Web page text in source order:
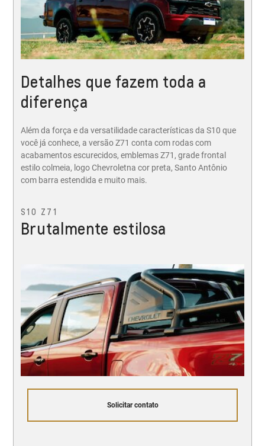
Detalhes que fazem toda a
diferença
Além da força e da versatilidade características da S10 que
você já conhece, a versão Z71 conta com rodas com
acabamentos escurecidos, emblemas Z71, grade frontal
estilo colmeia, logo Chevroletna cor preta, Santo Antônio
com barra estendida e muito mais.
S10 Z71
Brutalmente estilosa
Solicitar contato